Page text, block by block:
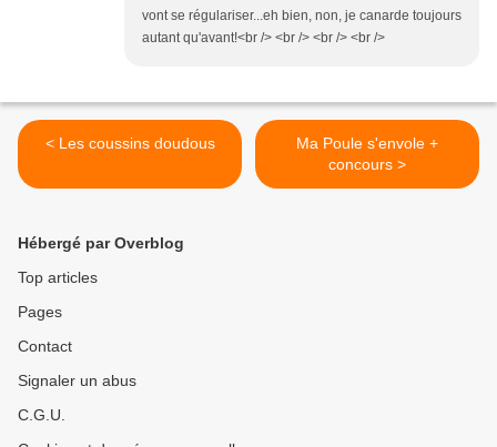
vont se régulariser...eh bien, non, je canarde toujours
autant qu'avant!<br /> <br /> <br /> <br />
< Les coussins doudous
Ma Poule s'envole +
concours >
Hébergé par Overblog
Top articles
Pages
Contact
Signaler un abus
C.G.U.